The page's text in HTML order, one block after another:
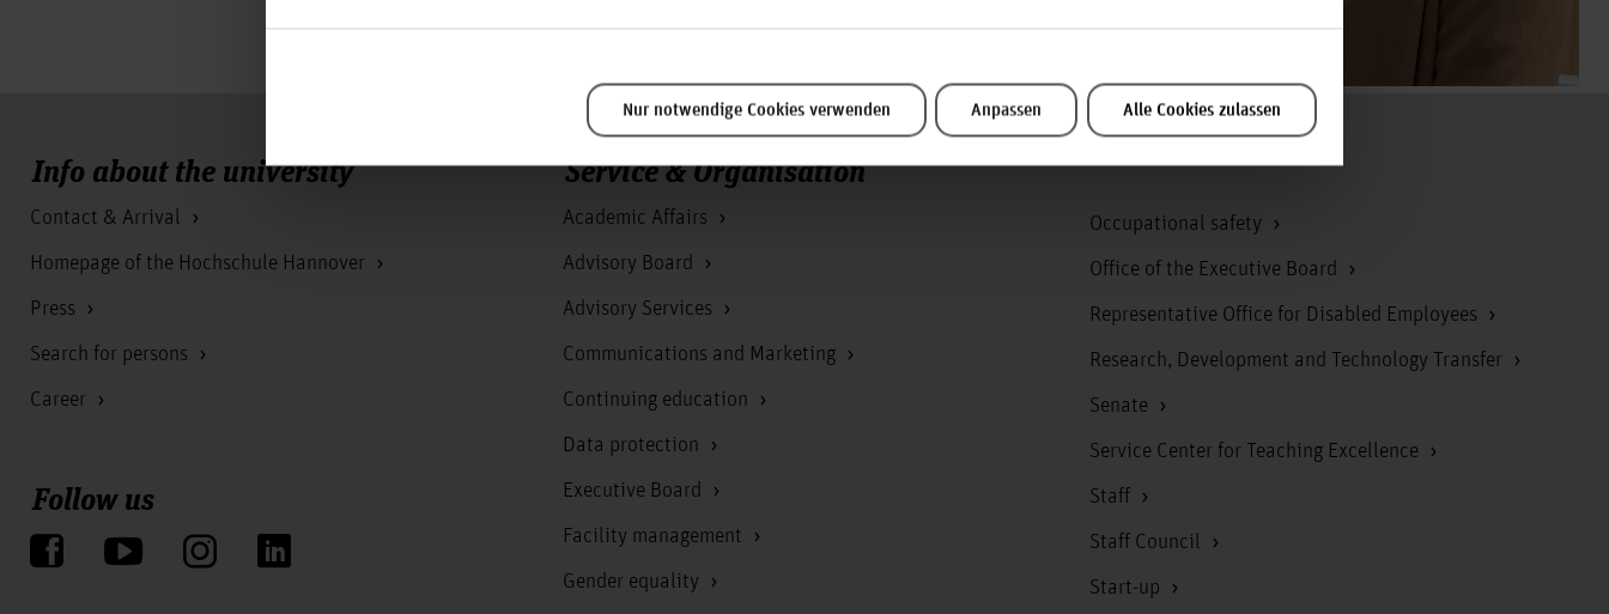
Nur notwendige Cookies verwenden Anpassen Alle Cookies zulassen
Info about the university
Contact & Arrival
Homepage of the Hochschule Hannover
Press
Search for persons
Career
Follow us
Service & Organisation
Academic Affairs
Advisory Board
Advisory Services
Communications and Marketing
Continuing education
Data protection
Executive Board
Facility management
Gender equality
Occupational safety
Office of the Executive Board
Representative Office for Disabled Employees
Research, Development and Technology Transfer
Senate
Service Center for Teaching Excellence
Staff
Staff Council
Start-up